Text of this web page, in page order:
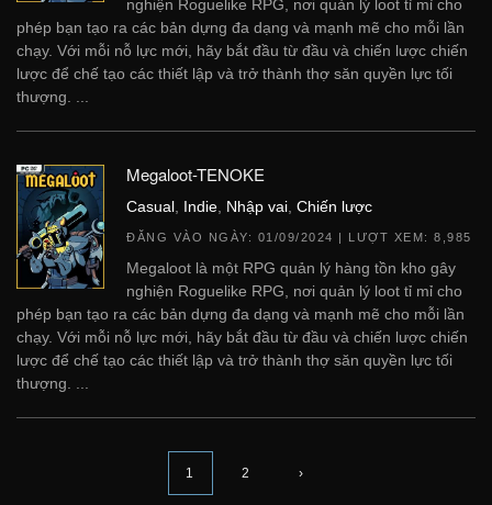
nghiện Roguelike RPG, nơi quản lý loot tỉ mỉ cho
phép bạn tạo ra các bản dựng đa dạng và mạnh mẽ cho mỗi lần
chạy. Với mỗi nỗ lực mới, hãy bắt đầu từ đầu và chiến lược chiến
lược để chế tạo các thiết lập và trở thành thợ săn quyền lực tối
thượng. ...
Megaloot-TENOKE
Casual Indie Nhập vai Chiến lược
ĐĂNG VÀO NGÀY: 01/09/2024 | LƯỢT XEM: 8,985
Megaloot là một RPG quản lý hàng tồn kho gây
nghiện Roguelike RPG, nơi quản lý loot tỉ mỉ cho
phép bạn tạo ra các bản dựng đa dạng và mạnh mẽ cho mỗi lần
chạy. Với mỗi nỗ lực mới, hãy bắt đầu từ đầu và chiến lược chiến
lược để chế tạo các thiết lập và trở thành thợ săn quyền lực tối
thượng. ...
1 2 ›